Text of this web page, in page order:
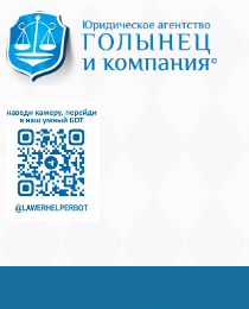
Услуги и наши
Оплата услуг
Задать вопрос